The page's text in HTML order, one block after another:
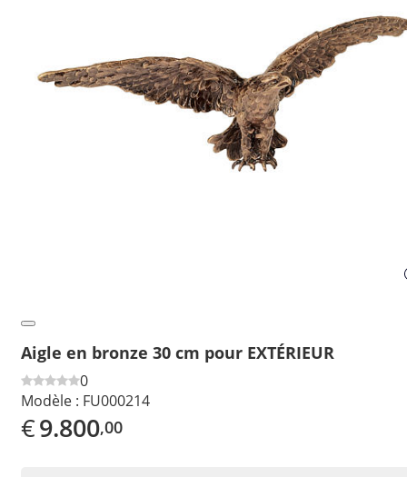
Aigle en bronze 30 cm pour EXTÉRIEUR
0
Modèle : FU000214
€9.800,00